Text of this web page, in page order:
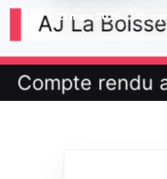
21 mars 2026